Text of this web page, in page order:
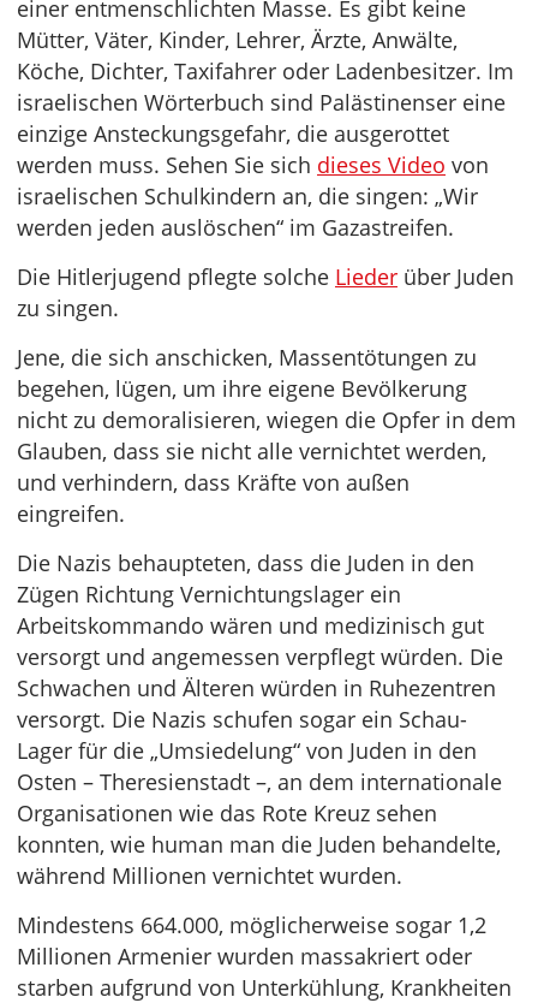
einer entmenschlichten Masse. Es gibt keine
Mütter, Väter, Kinder, Lehrer, Ärzte, Anwälte,
Köche, Dichter, Taxifahrer oder Ladenbesitzer. Im
israelischen Wörterbuch sind Palästinenser eine
einzige Ansteckungsgefahr, die ausgerottet
werden muss. Sehen Sie sich dieses Video von
israelischen Schulkindern an, die singen: „Wir
werden jeden auslöschen“ im Gazastreifen.
Die Hitlerjugend pflegte solche Lieder über Juden
zu singen.
Jene, die sich anschicken, Massentötungen zu
begehen, lügen, um ihre eigene Bevölkerung
nicht zu demoralisieren, wiegen die Opfer in dem
Glauben, dass sie nicht alle vernichtet werden,
und verhindern, dass Kräfte von außen
eingreifen.
Die Nazis behaupteten, dass die Juden in den
Zügen Richtung Vernichtungslager ein
Arbeitskommando wären und medizinisch gut
versorgt und angemessen verpflegt würden. Die
Schwachen und Älteren würden in Ruhezentren
versorgt. Die Nazis schufen sogar ein Schau-
Lager für die „Umsiedelung“ von Juden in den
Osten – Theresienstadt –, an dem internationale
Organisationen wie das Rote Kreuz sehen
konnten, wie human man die Juden behandelte,
während Millionen vernichtet wurden.
Mindestens 664.000, möglicherweise sogar 1,2
Millionen Armenier wurden massakriert oder
starben aufgrund von Unterkühlung, Krankheiten